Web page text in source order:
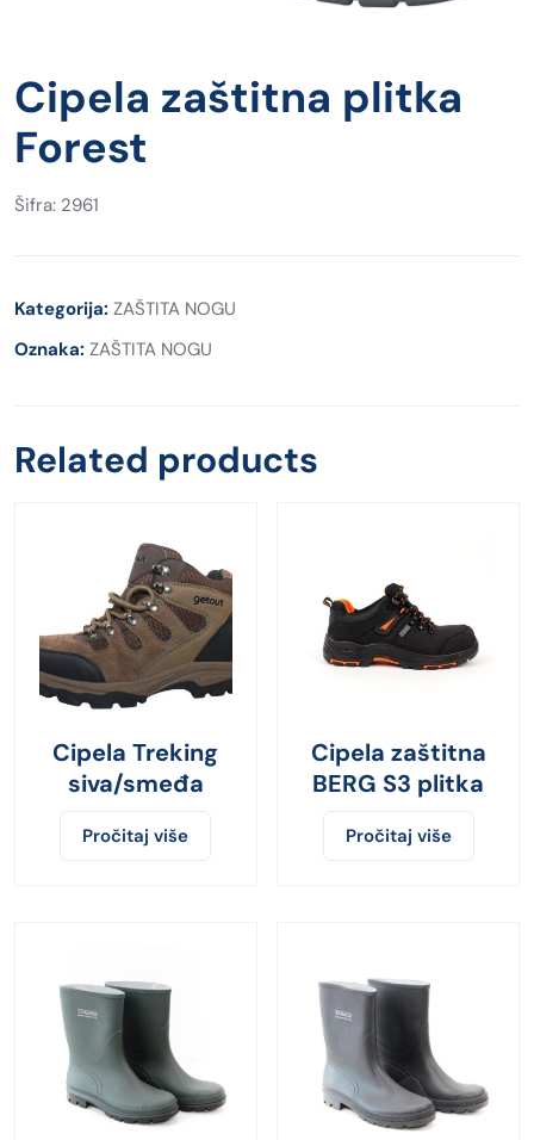
Cipela zaštitna plitka
Forest
Šifra: 2961
Kategorija: ZAŠTITA NOGU
Oznaka: ZAŠTITA NOGU
Related products
Cipela Treking
siva/smeđa
Pročitaj više
Cipela zaštitna
BERG S3 plitka
Pročitaj više